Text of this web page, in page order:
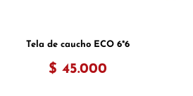
Tela de caucho ECO 6*6
$ 45.000